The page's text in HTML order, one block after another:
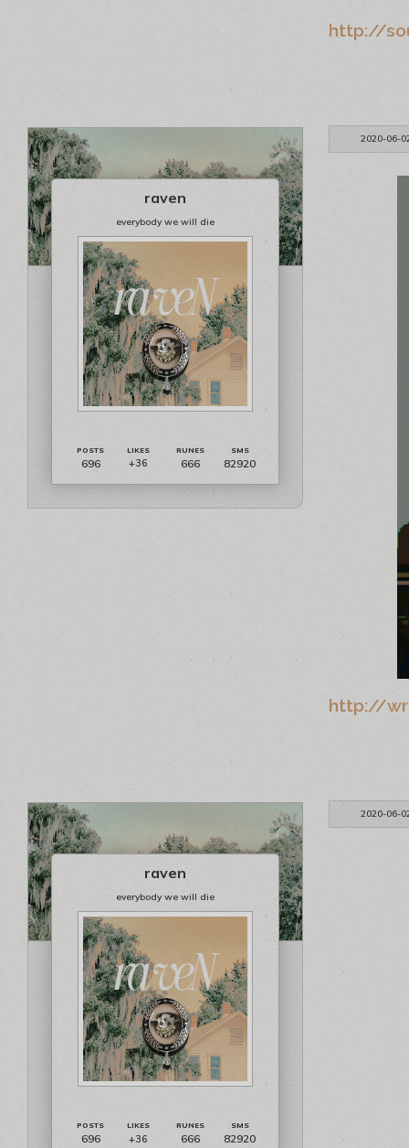
http://
2020-06-
raven
everybody we will die
696 +36 666 82920
http://
2020-06-
raven
everybody we will die
696 +36 666 82920